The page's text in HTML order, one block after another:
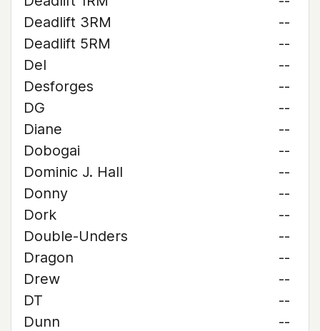
Deadlift 3RM
--
Deadlift 5RM
--
Del
--
Desforges
--
DG
--
Diane
--
Dobogai
--
Dominic J. Hall
--
Donny
--
Dork
--
Double-Unders
--
Dragon
--
Drew
--
DT
--
Dunn
--